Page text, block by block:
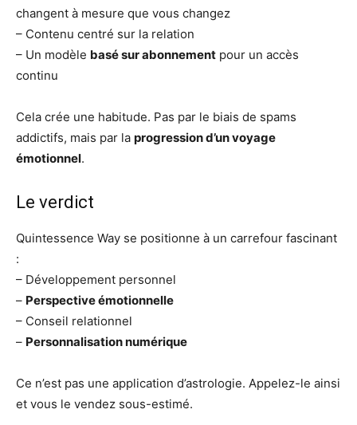
changent à mesure que vous changez
– Contenu centré sur la relation
– Un modèle basé sur abonnement pour un accès
continu
Cela crée une habitude. Pas par le biais de spams
addictifs, mais par la progression d’un voyage
émotionnel.
Le verdict
Quintessence Way se positionne à un carrefour fascinant
:
– Développement personnel
– Perspective émotionnelle
– Conseil relationnel
– Personnalisation numérique
Ce n’est pas une application d’astrologie. Appelez-le ainsi
et vous le vendez sous-estimé.